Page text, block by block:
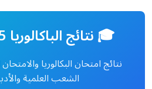
🎓 نتائج الباكالوريا 2025 المغرب
نتائج امتحان البكالوريا
الشعب العلمية